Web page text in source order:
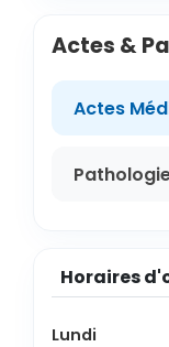
Actes &
Actes
Horaires
Lundi